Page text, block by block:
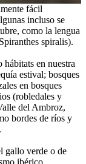
fácil
incluso se
como la lengua
spiralis).
en nuestra
estival; bosques
en bosques
(robledales y
del Ambroz,
bordes de ríos y
gallo verde o de
ibérico